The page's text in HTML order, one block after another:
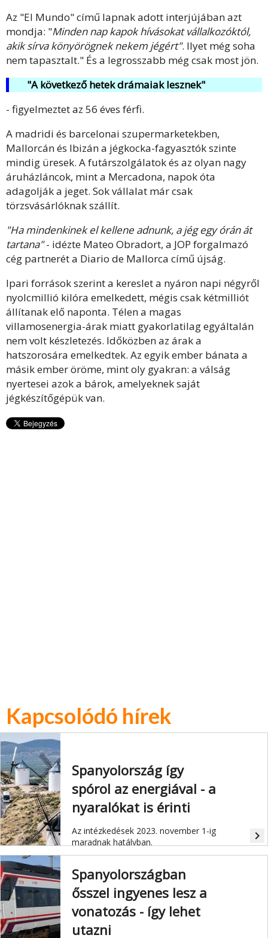
Az "El Mundo" című lapnak adott interjújában azt
mondja: "Minden nap kapok hívásokat vállalkozóktól,
akik sírva könyörögnek nekem jégért". Ilyet még soha
nem tapasztalt." És a legrosszabb még csak most jön.
"A következő hetek drámaiak lesznek"
- figyelmeztet az 56 éves férfi.
A madridi és barcelonai szupermarketekben,
Mallorcán és Ibizán a jégkocka-fagyasztók szinte
mindig üresek. A futárszolgálatok és az olyan nagy
áruházláncok, mint a Mercadona, napok óta
adagolják a jeget. Sok vállalat már csak
törzsvásárlóknak szállít.
"Ha mindenkinek el kellene adnunk, a jég egy órán át
tartana"- idézte Mateo Obradort, a JOP forgalmazó
cég partnerét a Diario de Mallorca című újság.
Ipari források szerint a kereslet a nyáron napi négyről
nyolcmillió kilóra emelkedett, mégis csak kétmilliót
állítanak elő naponta. Télen a magas
villamosenergia-árak miatt gyakorlatilag egyáltalán
nem volt készletezés. Időközben az árak a
hatszorosára emelkedtek. Az egyik ember bánata a
másik ember öröme, mint oly gyakran: a válság
nyertesei azok a bárok, amelyeknek saját
jégkészítőgépük van.
Kapcsolódó hírek
Spanyolország így
spórol az energiával - a
nyaralókat is érinti
Az intézkedések 2023. november 1-ig
maradnak hatályban.
navigate_next
Spanyolországban
ősszel ingyenes lesz a
vonatozás - így lehet
utazni